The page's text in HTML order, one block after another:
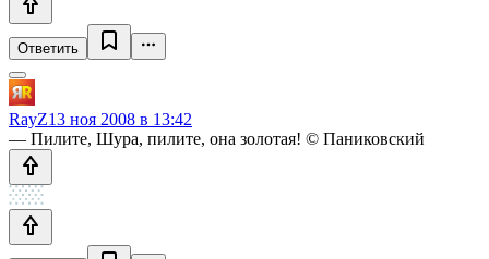
Ответить
RayZ13 ноя 2008 в 13:42
— Пилите, Шура, пилите, она золотая! © Паниковский